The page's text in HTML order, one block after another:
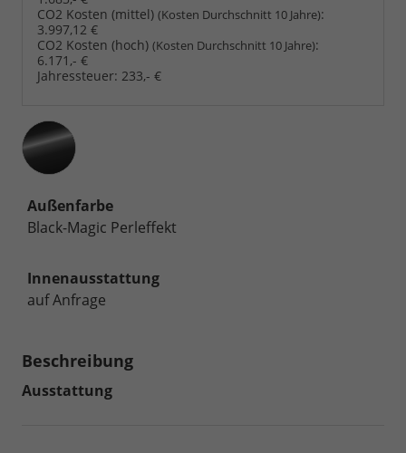
CO2 Kosten (mittel) (Kosten Durchschnitt 10 Jahre):
3.997,12 €
CO2 Kosten (hoch) (Kosten Durchschnitt 10 Jahre):
6.171,- €
Jahressteuer: 233,- €
Außenfarbe
Black-Magic Perleffekt
Innenausstattung
auf Anfrage
Beschreibung
Ausstattung